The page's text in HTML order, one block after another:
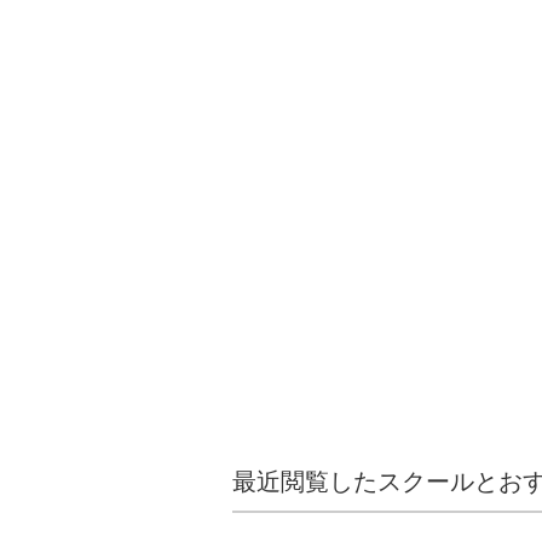
最近閲覧したスクールとお